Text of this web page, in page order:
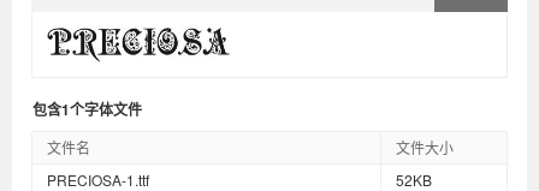
包含1个字体文件
文件名
文件大小
PRECIOSA-1.ttf
52KB